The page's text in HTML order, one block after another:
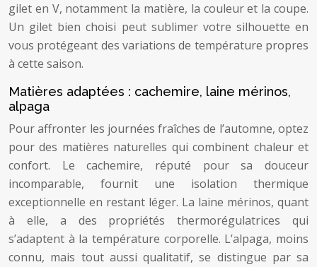
gilet en V, notamment la matière, la couleur et la coupe.
Un gilet bien choisi peut sublimer votre silhouette en
vous protégeant des variations de température propres
à cette saison.
Matières adaptées : cachemire, laine mérinos,
alpaga
Pour affronter les journées fraîches de l’automne, optez
pour des matières naturelles qui combinent chaleur et
confort. Le cachemire, réputé pour sa douceur
incomparable, fournit une isolation thermique
exceptionnelle en restant léger. La laine mérinos, quant
à elle, a des propriétés thermorégulatrices qui
s’adaptent à la température corporelle. L’alpaga, moins
connu, mais tout aussi qualitatif, se distingue par sa